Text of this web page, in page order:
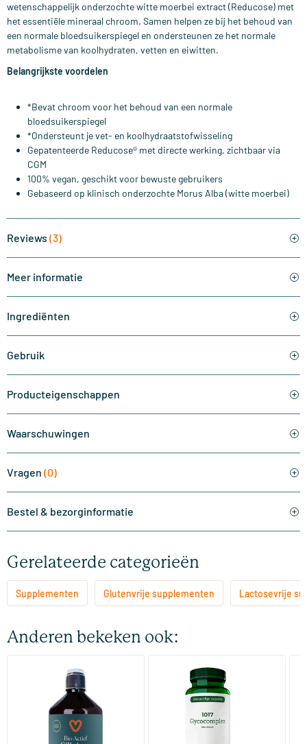
wetenschappelijk onderzochte witte moerbei extract (Reducose) met
het essentiële mineraal chroom. Samen helpen ze bij het behoud van
een normale bloedsuikerspiegel en ondersteunen ze het normale
metabolisme van koolhydraten, vetten en eiwitten.
Belangrijkste voordelen
*Bevat chroom voor het behoud van een normale
bloedsuikerspiegel
*Ondersteunt je vet- en koolhydraatstofwisseling
Gepatenteerde Reducose® met directe werking, zichtbaar via
CGM
100% vegan, geschikt voor bewuste gebruikers
Gebaseerd op klinisch onderzochte Morus Alba (witte moerbei)
Reviews (3)
Meer informatie
Ingrediënten
Gebruik
Producteigenschappen
Waarschuwingen
Vragen (0)
Bestel & bezorginformatie
Gerelateerde categorieën
Supplementen Glutenvrije supplementen Lactosevrije
Anderen bekeken ook:
(15)
Bio-actief Silicium
500/​1000 ml
Vitaminstore
1017 Glycocomplex
60 Plantaardige capsules
AOV Voedingssupplementen